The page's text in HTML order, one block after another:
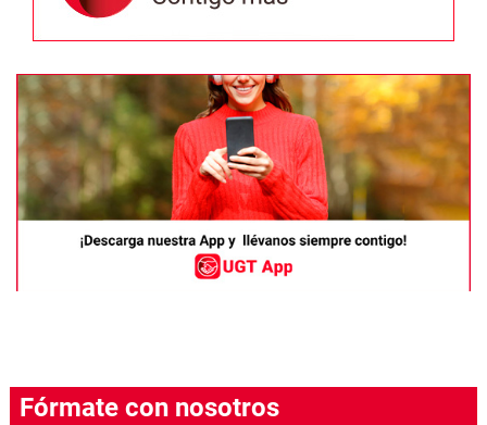
Fórmate con nosotros